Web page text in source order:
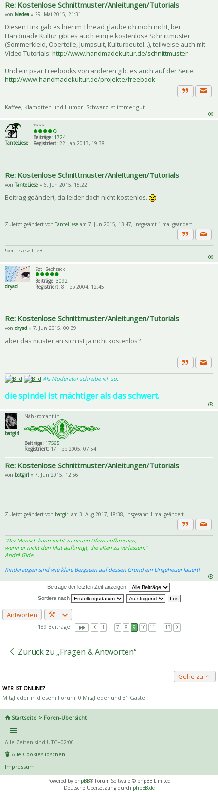
Re: Kostenlose Schnittmuster/Anleitungen/Tutorials
von Medea » 29. Mai 2015, 21:31
Diesen Link gab es hier im Thread glaube ich noch nicht, bei
Handmade Kultur gibt es auch einige kostenlose Schnittmuster
(Sommerkleid, Oberteile, Jumpsuit, Kulturbeutel...), teilweise auch mit
Video Tutorials: http://www.handmadekultur.de/schnittmuster
Und ein paar Freebooks von anderen gibt es auch auf der Seite:
http://www.handmadekultur.de/projekte/freebook
Zitat
Kaffee, Klamotten und Humor: Schwarz ist immer gut.
TanteLiese
****
Beiträge: 1724
Registriert: 22. Jan 2013, 19:38
Re: Kostenlose Schnittmuster/Anleitungen/Tutorials
von TanteLiese » 6. Jun 2015, 15:22
Beitrag geändert, da leider doch nicht kostenlos.
Zuletzt geändert von TanteLiese am 7. Jun 2015, 13:47, insgesamt 1-mal geändert.
Zitat
!beil ies eseiL ieB
dryad
Sgt. Sechseck
Beiträge: 3092
Registriert:8. Feb 2004, 12:45
Re: Kostenlose Schnittmuster/Anleitungen/Tutorials
von dryad » 7. Jun 2015, 00:39
aber das muster an sich ist ja nicht kostenlos?
Zitat
Als Moderator schreibe ich so.
die spindel ist mächtiger als das schwert.
batgirl
Nähkromant:in
Beiträge: 17565
Registriert: 17. Feb 2005, 07:54
Re: Kostenlose Schnittmuster/Anleitungen/Tutorials
von batgirl » 7. Jun 2015, 12:56
-
Zuletzt geändert von batgirl am 3. Aug 2017, 18:38, insgesamt 1-mal geändert.
Zitat
"Der Mensch kann nicht zu neuen Ufern aufbrechen,
wenn er nicht den Mut aufbringt, die alten zu verlassen."
André Gide
Kinderaugen sind wie klare Bergseen auf dessen Grund ein Ungeheuer lauert!
Beiträge der letzten Zeit anzeigen:
Sortiere nach
Antworten
189 Beiträge 1 7 8 9 10 11 13
Zurück zu „Fragen & Antworten“
Gehe zu
WER IST ONLINE?
Mitglieder in diesem Forum: 0 Mitglieder und 31 Gäste
Startseite Foren-Übersicht
Alle Zeiten sind UTC+02:00
Alle Cookies löschen
Impressum
Powered by phpBB® Forum Software © phpBB Limited
Deutsche Übersetzung durch phpBB.de